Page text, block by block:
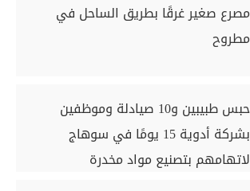
مصرع صغير غرقًا بطريق الساحل في
مطروح
حبس طبيبين و10 صيادلة وموظفين
بشركة أدوية 15 يومًا في سوهاج
لاتهامهم بتصنيع مواد مخدرة